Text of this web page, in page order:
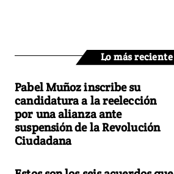
Lo más reciente
Pabel Muñoz inscribe su
candidatura a la reelección
por una alianza ante
suspensión de la Revolución
Ciudadana